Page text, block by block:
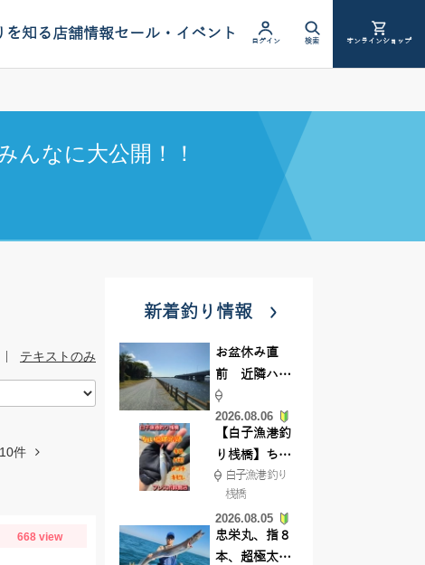
を知る店舗情報セール・イベント ログイン 検索 オンラインショップ
んなに大公開！！
テキストのみ
件
668 view
新着釣り情報
お盆休み直
前 近隣ハゼ
釣り場調査し
てきました
2026.08.06
【白子漁港釣
り桟橋】ちょ
い投げ釣りが
絶好調!キスや
ハゼが簡単に
釣れますよ💛
白子漁港 釣り
桟橋
2026.08.05
忠栄丸、指８
本、超極太ド